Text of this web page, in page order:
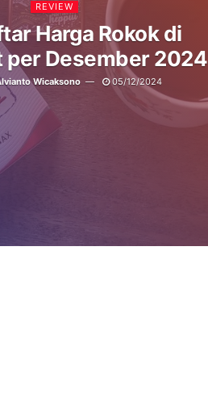
REVIEW
Harga Rokok di
per Desember 2024
Wicaksono 05/12/2024